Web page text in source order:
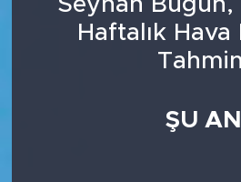
Seyhan Bugün,
Haftalık
ŞU AN
Sağlık
Tüm Manşetler